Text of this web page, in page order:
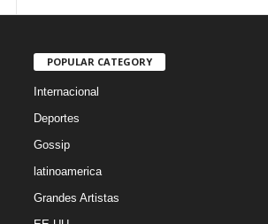
POPULAR CATEGORY
Internacional
Deportes
Gossip
latinoamerica
Grandes Artistas